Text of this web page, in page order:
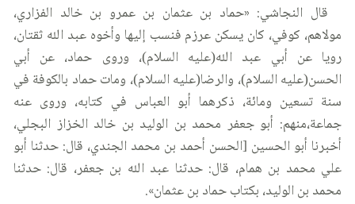
قال النجاشي: «حماد بن عثمان بن عمرو بن خالد الفزاري،
مولاهم، كوفي، كان يسكن عرزم فنسب إليها وأخوه عبد الله ثقتان،
رويا عن أبي عبد الله(عليه السلام)، وروى حماد، عن أبي
الحسن(عليه السلام)، والرضا(عليه السلام)، ومات حماد بالكوفة في
سنة تسعين ومائة، ذكرهما أبو العباس في كتابه، وروى عنه
جماعة،منهم: أبو جعفر محمد بن الوليد بن خالد الخزاز البجلي،
أخبرنا أبو الحسين [الحسن أحمد بن محمد الجندي، قال: حدثنا أبو
علي محمد بن همام، قال: حدثنا عبد الله بن جعفر، قال: حدثنا
محمد بن الوليد، بكتاب حماد بن عثمان».